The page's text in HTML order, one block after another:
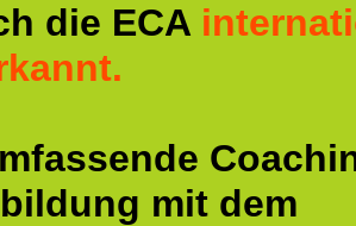
die ECA
mit dem